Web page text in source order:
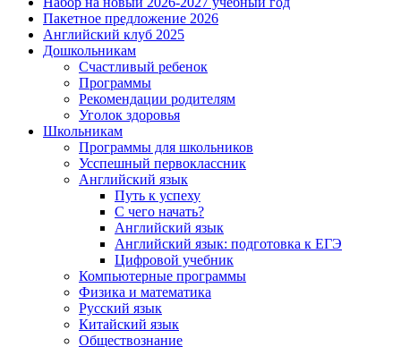
Пакетное предложение 2026
Английский клуб 2025
Дошкольникам
Счастливый ребенок
Программы
Рекомендации родителям
Уголок здоровья
Школьникам
Программы для школьников
Усспешный первоклассник
Английский язык
Путь к успеху
С чего начать?
Английский язык
Английский язык: подготовка к ЕГЭ
Цифровой учебник
Компьютерные программы
Физика и математика
Русский язык
Китайский язык
Обществознание